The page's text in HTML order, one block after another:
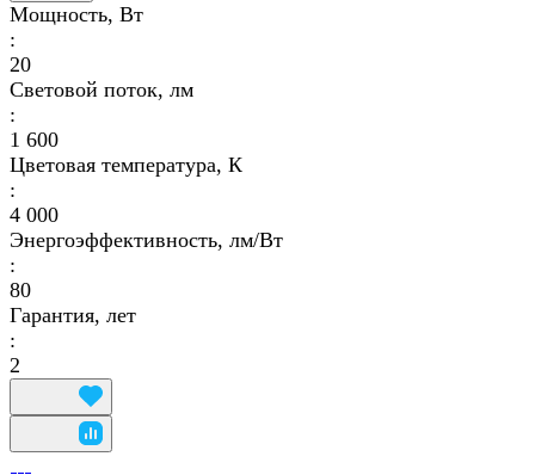
Мощность, Вт
:
20
Световой поток, лм
:
1 600
Цветовая температура, К
:
4 000
Энергоэффективность, лм/Вт
:
80
Гарантия, лет
:
2